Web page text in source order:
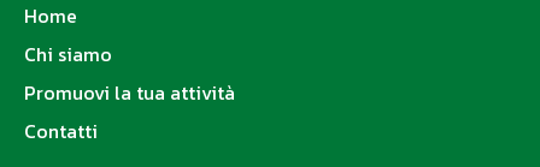
Home
Chi siamo
Promuovi la tua attività
Contatti